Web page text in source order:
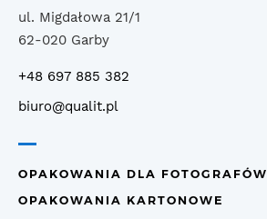
ul. Migdałowa 21/1
62-020 Garby
+48 697 885 382
biuro@qualit.pl
OPAKOWANIA DLA FOTOGRAFÓW
OPAKOWANIA KARTONOWE